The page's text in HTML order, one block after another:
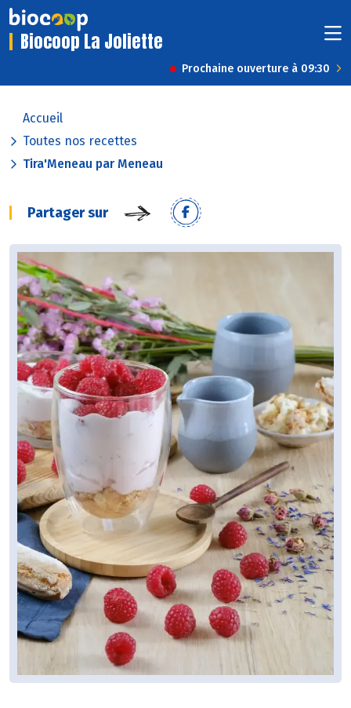
Biocoop La Joliette
Prochaine ouverture à 09:30
Accueil
Toutes nos recettes
Tira'Meneau par Meneau
Partager sur